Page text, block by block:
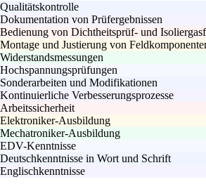
Qualitätskontrolle
Dokumentation von Prüfergebnissen
Bedienung von Dichtheitsprüf- und
Montage und Justierung von
Widerstandsmessungen
Hochspannungsprüfungen
Sonderarbeiten und Modifikationen
Kontinuierliche Verbesserungsprozesse
Arbeitssicherheit
Elektroniker-Ausbildung
Mechatroniker-Ausbildung
EDV-Kenntnisse
Deutschkenntnisse in Wort und Schrift
Englischkenntnisse